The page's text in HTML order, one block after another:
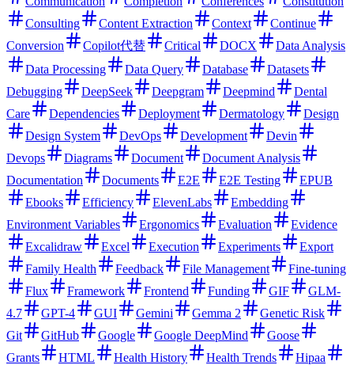
Consulting
Content Extraction Context
Continue
Conversion
Copilot代替 Critical DOCX
Data Analysis
Data Processing
Data Query Database
Datasets
Debugging
DeepSeek Deepgram Deepmind
Dental
Care
Dependencies Deployment Dermatology
Design
Design System
DevOps Development
Devin
Devops
Diagrams Document
Document Analysis
Documentation
Documents E2E E2E Testing
EPUB
Ebooks
Efficiency ElevenLabs
Embedding
Environment Variables
Ergonomics Evaluation
Evidence
Excalidraw
Excel Execution Experiments
Export
Family Health
Feedback File Management
Fine-tuning
Flux
Framework Frontend Funding GIF
GLM-
4.7
GPT-4 GUI Gemini Gemma 2
Genetic Risk
Git
GitHub Google Google DeepMind
Goose
Grants
HTML Health History Health Trends
Hipaa